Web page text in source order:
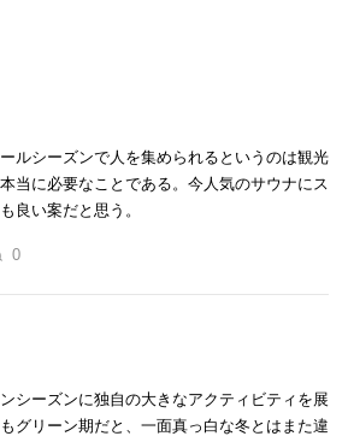
ルシーズンで人を集められるというのは観光
当に必要なことである。今人気のサウナにス
良い案だと思う。
0
シーズンに独自の大きなアクティビティを展
グリーン期だと、一面真っ白な冬とはまた違